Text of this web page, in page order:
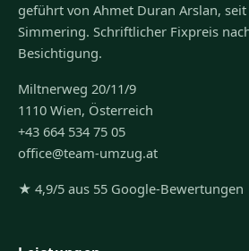
geführt von Ahmet Duran Arslan,
Simmering. Schriftlicher Fixpreis
Besichtigung.
Miltnerweg 20/11/9
1110 Wien, Österreich
+43 664 534 75 05
office@team-umzug.at
★ 4,9/5 aus 55 Google-Bewertungen